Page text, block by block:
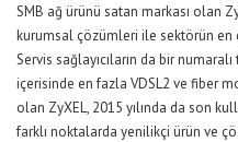
SMB ağ ürünü satan markası olan
kurumsal çözümleri ile sektörün en
Servis sağlayıcıların da bir
içerisinde en fazla VDSL2 ve fiber
olan ZyXEL, 2015 yılında da son
farklı noktalarda yenilikçi ürün ve